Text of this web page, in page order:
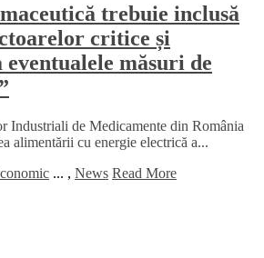
trebuie inclusă
critice și
eventualele măsuri de
Industriali de Medicamente din România
alimentării cu energie electrică a...
... , News Read More